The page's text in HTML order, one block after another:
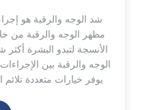
شد الوجه والرقبة هو
مظهر الوجه والرقبة من
الأنسجة لتبدو البشرة أكثر
الوجه والرقبة بين
يوفر خيارات متعددة